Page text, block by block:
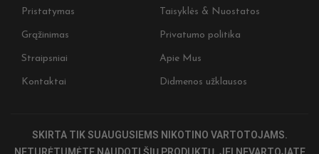
Pristatymas Taisyklės & Nuostatos
Grąžinimas Privatumo politika
Straipsniai Apie Mus
Kontaktai Didmenos užklausos
SKIRTA TIK SUAUGUSIEMS NIKOTINO VARTOTOJAMS.
NETURĖTUMĖTE NAUDOTI ŠIŲ PRODUKTŲ, JEI NEVARTOJATE
pirkiniui,
specialius